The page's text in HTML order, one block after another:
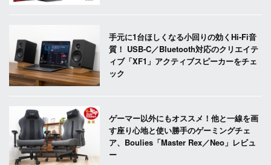
手元に1台ほしくなる小回りの効くHi-Fi音
質！ USB-C／Bluetooth対応のクリエイテ
ィブ「XF1」アクティブスピーカーをチェ
ック
ゲーマー以外にもオススメ！他と一線を画
す座り心地と使い勝手のゲーミングチェ
ア、Boulies「Master Rex／Neo」レビュ
ー